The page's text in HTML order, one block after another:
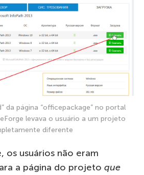
da página “officepackage” no portal
levava o usuário a um projeto
diferente
os usuários não eram
a página do projeto que